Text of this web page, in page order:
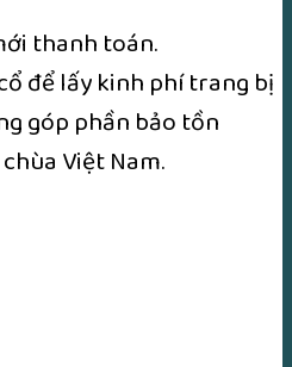
thanh toán.
để lấy kinh phí trang bị
góp phần bảo tồn
Việt Nam.